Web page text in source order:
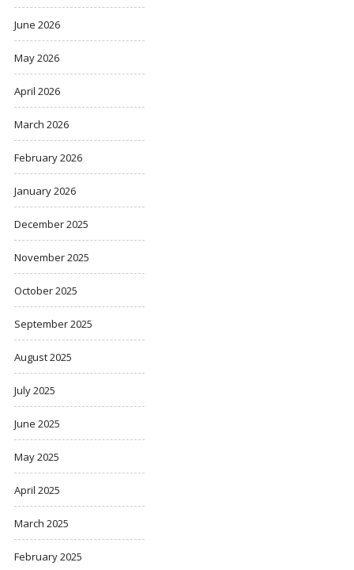
June 2026
May 2026
April 2026
March 2026
February 2026
January 2026
December 2025
November 2025
October 2025
September 2025
August 2025
July 2025
June 2025
May 2025
April 2025
March 2025
February 2025